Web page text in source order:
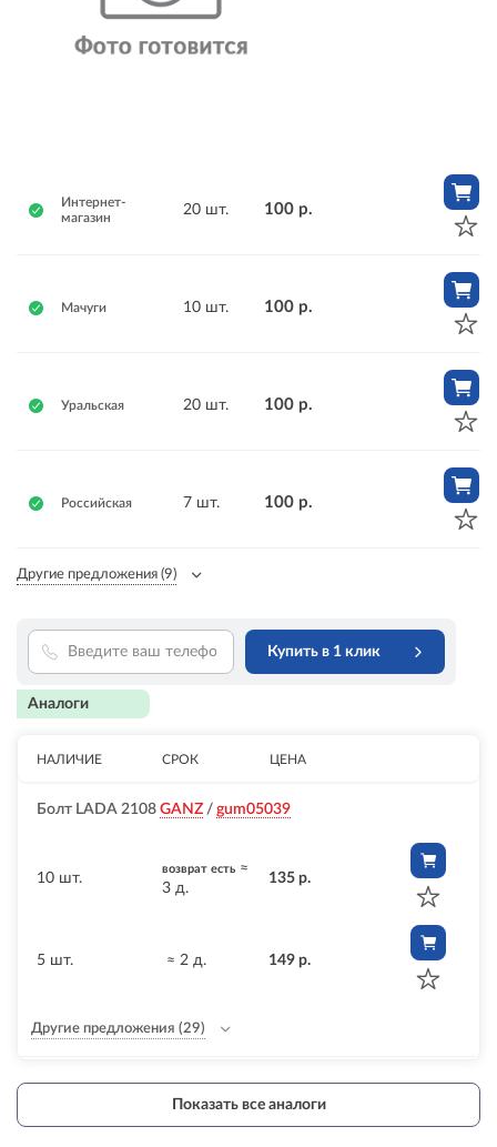
Интернет-
магазин
20 шт. 100 р.
Мачуги 10 шт. 100 р.
Уральская 20 шт. 100 р.
Российская 7 шт. 100 р.
Другие предложения (9)
Купить в 1 клик
Аналоги
НАЛИЧИЕ СРОК ЦЕНА
Болт LADA 2108 GANZ / gum05039
10 шт.
возврат есть ≈
3 д.
135 р.
5 шт. ≈ 2 д. 149 р.
Другие предложения (29)
Показать все аналоги